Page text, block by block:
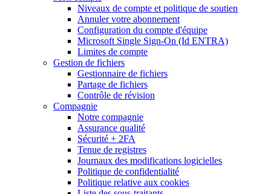
Niveaux de compte et politique de soutien
Annuler votre abonnement
Configuration du compte d'équipe
Microsoft Single Sign-On (Id ENTRA)
Limites de compte
Gestion de fichiers
Gestionnaire de fichiers
Partage de fichiers
Contrôle de révision
Compagnie
Notre compagnie
Assurance qualité
Sécurité + 2FA
Tenue de registres
Journaux des modifications logicielles
Politique de confidentialité
Politique relative aux cookies